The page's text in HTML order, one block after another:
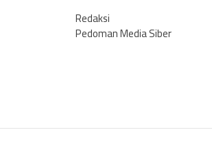
Redaksi
Pedoman Media Siber